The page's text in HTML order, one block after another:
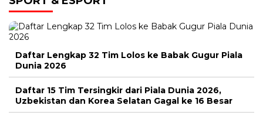
Daftar Lengkap 32 Tim Lolos ke Babak Gugur Piala
Dunia 2026
Daftar 15 Tim Tersingkir dari Piala Dunia 2026,
Uzbekistan dan Korea Selatan Gagal ke 16 Besar